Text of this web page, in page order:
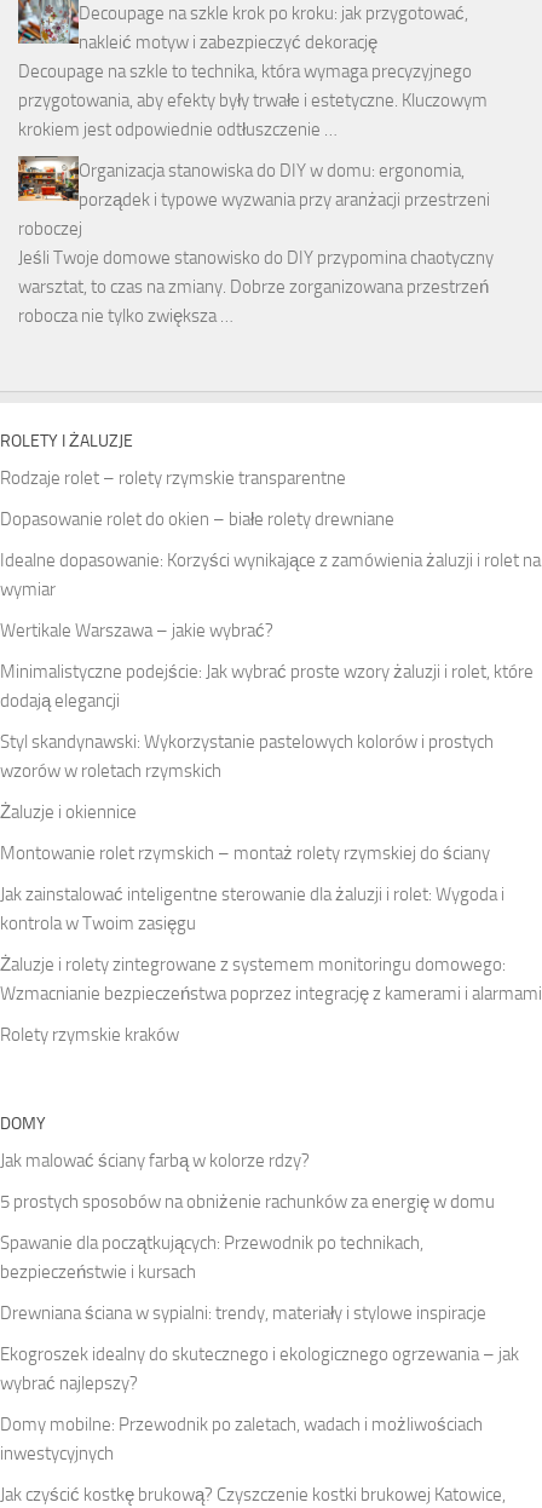
Decoupage na szkle krok po kroku: jak przygotować,
nakleić motyw i zabezpieczyć dekorację
Decoupage na szkle to technika, która wymaga precyzyjnego
przygotowania, aby efekty były trwałe i estetyczne. Kluczowym
krokiem jest odpowiednie odtłuszczenie …
Organizacja stanowiska do DIY w domu: ergonomia,
porządek i typowe wyzwania przy aranżacji przestrzeni
roboczej
Jeśli Twoje domowe stanowisko do DIY przypomina chaotyczny
warsztat, to czas na zmiany. Dobrze zorganizowana przestrzeń
robocza nie tylko zwiększa …
ROLETY I ŻALUZJE
Rodzaje rolet – rolety rzymskie transparentne
Dopasowanie rolet do okien – białe rolety drewniane
Idealne dopasowanie: Korzyści wynikające z zamówienia żaluzji i rolet na
wymiar
Wertikale Warszawa – jakie wybrać?
Minimalistyczne podejście: Jak wybrać proste wzory żaluzji i rolet, które
dodają elegancji
Styl skandynawski: Wykorzystanie pastelowych kolorów i prostych
wzorów w roletach rzymskich
Żaluzje i okiennice
Montowanie rolet rzymskich – montaż rolety rzymskiej do ściany
Jak zainstalować inteligentne sterowanie dla żaluzji i rolet: Wygoda i
kontrola w Twoim zasięgu
Żaluzje i rolety zintegrowane z systemem monitoringu domowego:
Wzmacnianie bezpieczeństwa poprzez integrację z kamerami i alarmami
Rolety rzymskie kraków
DOMY
Jak malować ściany farbą w kolorze rdzy?
5 prostych sposobów na obniżenie rachunków za energię w domu
Spawanie dla początkujących: Przewodnik po technikach,
bezpieczeństwie i kursach
Drewniana ściana w sypialni: trendy, materiały i stylowe inspiracje
Ekogroszek idealny do skutecznego i ekologicznego ogrzewania – jak
wybrać najlepszy?
Domy mobilne: Przewodnik po zaletach, wadach i możliwościach
inwestycyjnych
Jak czyścić kostkę brukową? Czyszczenie kostki brukowej Katowice,